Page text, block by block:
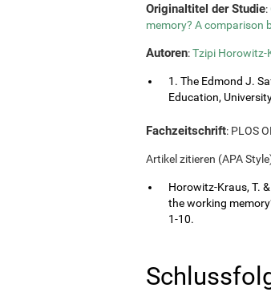
Originaltitel der Studie:
memory? A comparison
Autoren:Tzipi Horowitz-
1. The Edmond J.
Education,
Fachzeitschrift: PLOS
Artikel zitieren (APA
Horowitz-Kraus, T.
the working
1-10.